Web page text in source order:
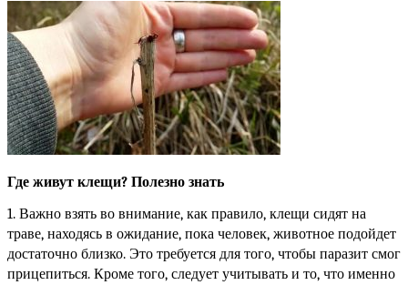
Где живут клещи? Полезно знать
1. Важно взять во внимание, как правило, клещи сидят на
траве, находясь в ожидание, пока человек, животное подойдет
достаточно близко. Это требуется для того, чтобы паразит смог
прицепиться. Кроме того, следует учитывать и то, что именно